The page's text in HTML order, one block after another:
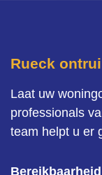
Rueck
Laat uw
professionals
team helpt u er